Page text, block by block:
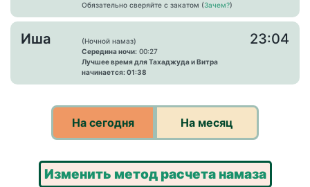
Обязательно сверяйте с закатом (Зачем?)
Иша
(Ночной намаз)
Середина ночи: 00:27
Лучшее время для Тахаджуда и Витра
начинается: 01:38
23:04
На сегодня На месяц
Изменить метод расчета намаза